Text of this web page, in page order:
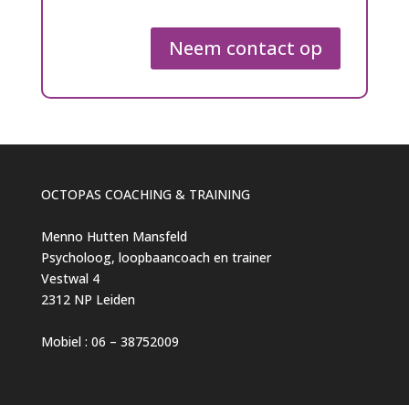
Neem contact op
OCTOPAS COACHING & TRAINING
Menno Hutten Mansfeld
Psycholoog, loopbaancoach en trainer
Vestwal 4
2312 NP Leiden
Mobiel : 06 – 38752009